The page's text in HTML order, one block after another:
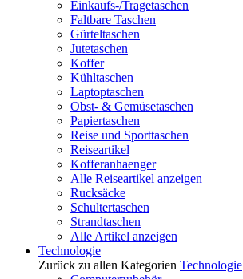
Einkaufs-/Tragetaschen
Faltbare Taschen
Gürteltaschen
Jutetaschen
Koffer
Kühltaschen
Laptoptaschen
Obst- & Gemüsetaschen
Papiertaschen
Reise und Sporttaschen
Reiseartikel
Kofferanhaenger
Alle Reiseartikel anzeigen
Rucksäcke
Schultertaschen
Strandtaschen
Alle Artikel anzeigen
Technologie
Zurück zu allen Kategorien Technologie